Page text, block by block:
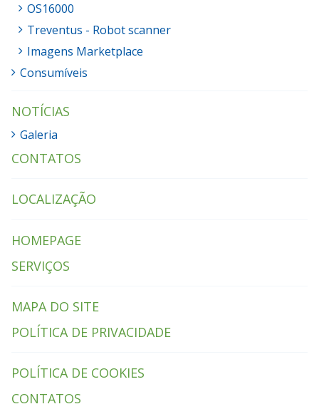
OS16000
Treventus - Robot scanner
Imagens Marketplace
Consumíveis
NOTÍCIAS
Galeria
CONTATOS
LOCALIZAÇÃO
HOMEPAGE
SERVIÇOS
MAPA DO SITE
POLÍTICA DE PRIVACIDADE
POLÍTICA DE COOKIES
CONTATOS